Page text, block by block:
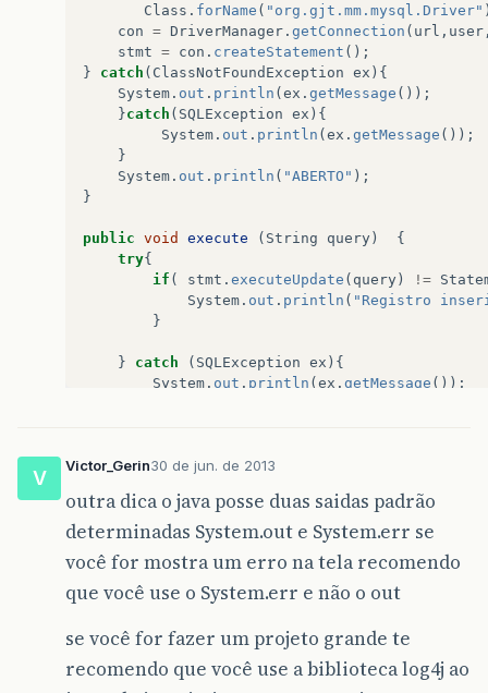
Class . forName ( "org.gjt.mm.mysql.Driver"
con = DriverManager . getConnection ( url , user
stmt = con . createStatement ();
}
catch ( ClassNotFoundException ex ){
System . out . println ( ex . getMessage ());
}catch ( SQLException ex ){
System . out . println ( ex . getMessage ());
}
System . out . println ( "ABERTO" );
}
public void execute ( String query )
{
try{
if ( stmt . executeUpdate ( query ) !=
System . out . println ( "Registro
}
} catch ( SQLException ex ){
System . out . println ( ex . getMessage ());
try{
stmt.close();
} catch (SQLException ex ){
System.out.println( ex .getMessage
System
out println "Conexão Fechada"
}
V
Victor_Gerin30 de jun. de 2013
outra dica o java posse duas saidas padrão
determinadas System.out e System.err se
você for mostra um erro na tela recomendo
que você use o System.err e não o out
se você for fazer um projeto grande te
recomendo que você use a biblioteca log4j ao